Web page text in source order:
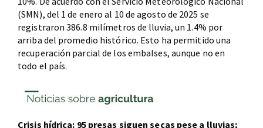
(SMN), del 1 de enero al 10 de agosto de 2025 se
registraron 386.8 milímetros de lluvia, un 1.4% por
arriba del promedio histórico. Esto ha permitido una
recuperación parcial de los embalses, aunque no en
todo el país.
Crisis hídrica: 95 presas siguen secas pese a lluvias;